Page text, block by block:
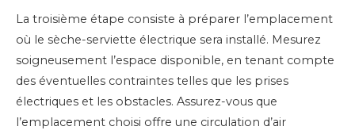
La troisième étape consiste à préparer l’emplacement
où le sèche-serviette électrique sera installé. Mesurez
soigneusement l’espace disponible, en tenant compte
des éventuelles contraintes telles que les prises
électriques et les obstacles. Assurez-vous que
l’emplacement choisi offre une circulation d’air